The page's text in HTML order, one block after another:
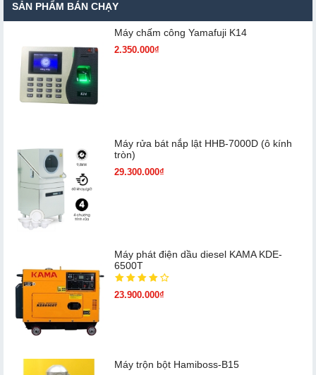
SẢN PHẨM BÁN CHẠY
Máy chấm cô​ng Yamafuji K14
2.350.000₫
Máy rửa bát nắp lật HHB-7000D (ô kính
tròn)
29.300.000₫
Máy phát điện dầu diesel KAMA KDE-
6500T
23.900.000₫
Máy trộn bột Hamiboss-B15